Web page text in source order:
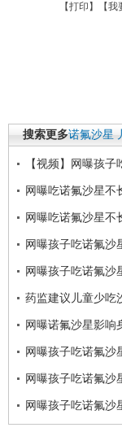
【打印 】【我
搜索更多诺氟沙星
【视频】网曝孩
网曝吃诺氟沙星不
网曝吃诺氟沙星不
网曝孩子吃诺氟沙
网曝孩子吃诺氟沙
药监建议儿童少吃
网曝诺氟沙星影响
网曝孩子吃诺氟沙
网曝孩子吃诺氟沙
网曝孩子吃诺氟沙